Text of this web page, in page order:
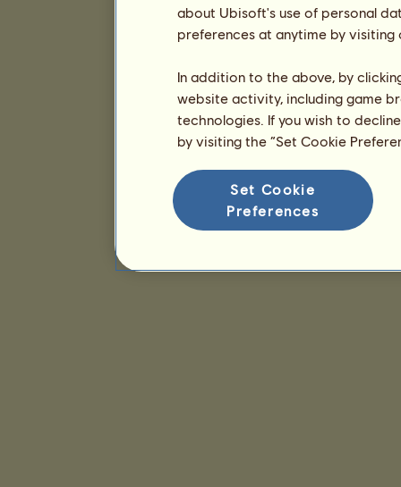
about Ubisoft's use of personal
preferences at anytime by
In addition to the above, by
website activity, including game
technologies. If you wish to
by visiting the “Set Cookie
Set Cookie
Preferences